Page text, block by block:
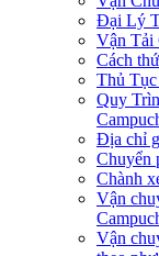
Đại Lý
Vận Tải
Cách
Thủ
Quy
Địa chỉ
Chuyển
Chành
Vận
Vận